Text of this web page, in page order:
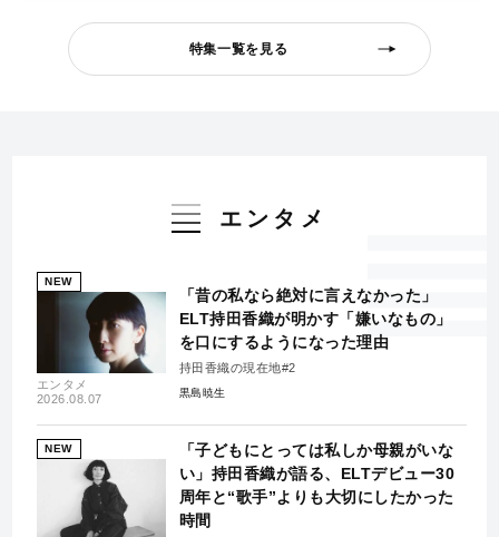
特集一覧を見る
エンタメ
NEW
エンタメ
2026.08.07
「昔の私なら絶対に言えなかった」
ELT持田香織が明かす「嫌いなもの」
を口にするようになった理由
持田香織の現在地#2
黒島暁生
NEW
「子どもにとっては私しか母親がいな
い」持田香織が語る、ELTデビュー30
周年と“歌手”よりも大切にしたかった
時間